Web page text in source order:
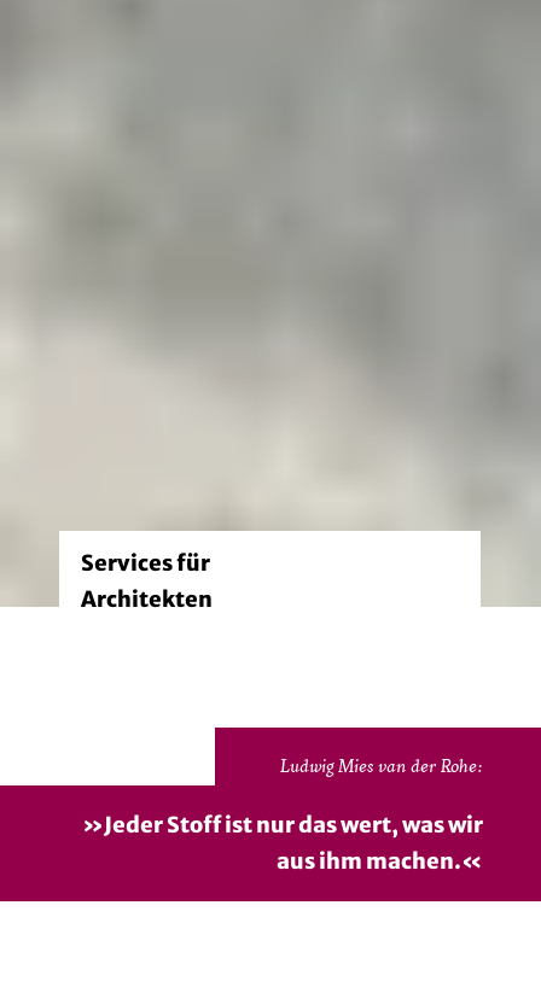
Services für
Architekten
Ludwig Mies van der Rohe:
»Jeder Stoff ist nur das wert, was wir
aus ihm machen.«